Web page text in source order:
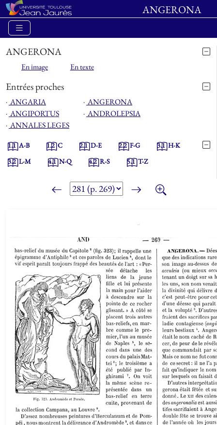
ANGERONA
ANGERONA
En image En texte
Entrées proches
⋅ ANGARIA ⋅ ANGERONA
⋅ ANGIPORTUS ⋅ ANDROLEPSIA
⋅ ANNALES LEGES
1.1A-B 1.2C 2.1D-E 2.2F-G 3.1H-K
3.2L-M 4.1N-Q 4.2R-S 5.1T-Z